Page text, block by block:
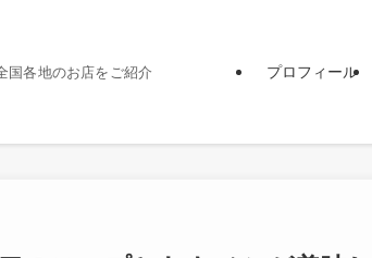
国各地のお店をご紹介 プロフィール